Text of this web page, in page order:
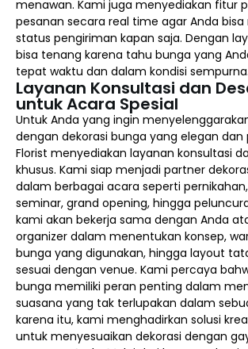
menawan. Kami juga menyediakan fitur
pesanan secara real time agar Anda
status pengiriman kapan saja. Dengan
bisa tenang karena tahu bunga yang
tepat waktu dan dalam kondisi sempurna.
Layanan Konsultasi dan
untuk Acara Spesial
Untuk Anda yang ingin
dengan dekorasi bunga yang elegan dan
Florist menyediakan layanan konsultasi
khusus. Kami siap menjadi partner
dalam berbagai acara seperti
seminar, grand opening, hingga
kami akan bekerja sama dengan Anda
organizer dalam menentukan konsep,
bunga yang digunakan, hingga layout
sesuai dengan venue. Kami percaya
bunga memiliki peran penting dalam
suasana yang tak terlupakan dalam
karena itu, kami menghadirkan solusi
untuk menyesuaikan dekorasi dengan